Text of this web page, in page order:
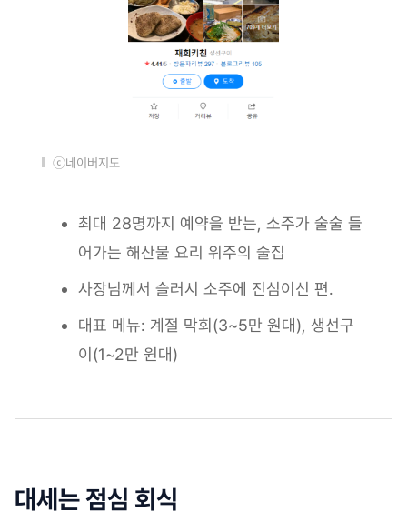
ⓒ네이버지도
최대 28명까지 예약을 받는, 소주가 술술 들
어가는 해산물 요리 위주의 술집
사장님께서 슬러시 소주에 진심이신 편.
대표 메뉴: 계절 막회(3~5만 원대), 생선구
이(1~2만 원대)
대세는 점심 회식